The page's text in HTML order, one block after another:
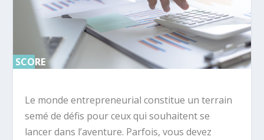
SCORE
SCORE
Le monde entrepreneurial constitue un terrain
semé de défis pour ceux qui souhaitent se
lancer dans l’aventure. Parfois, vous devez